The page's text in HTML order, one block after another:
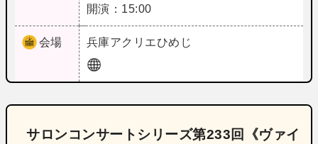
開演：15:00
会場 兵庫アクリエひめじ
サロンコンサートシリーズ第233回《ヴァイ